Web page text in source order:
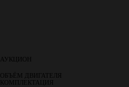
АУКЦИОН
ОБЪЁМ ДВИГАТЕЛЯ
КОМПЛЕКТАЦИЯ